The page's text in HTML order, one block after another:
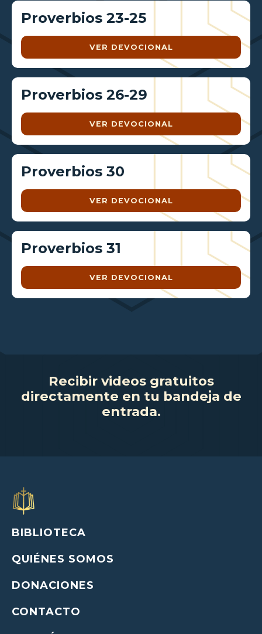
Proverbios 23-25
VER DEVOCIONAL
Proverbios 26-29
VER DEVOCIONAL
Proverbios 30
VER DEVOCIONAL
Proverbios 31
VER DEVOCIONAL
Recibir videos gratuitos
directamente en tu bandeja de
entrada.
BIBLIOTECA
QUIÉNES SOMOS
DONACIONES
CONTACTO